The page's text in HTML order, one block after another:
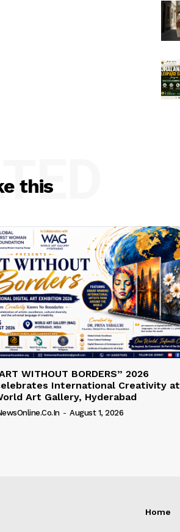
this
WITHOUT BORDERS” 2026
International Creativity at
Art Gallery, Hyderabad
- August 1, 2026
Home